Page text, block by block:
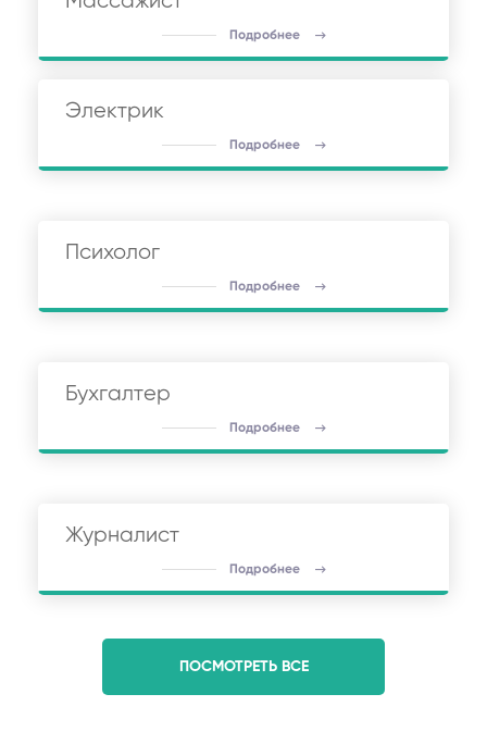
Подробнее
Электрик
Подробнее
Психолог
Подробнее
Бухгалтер
Подробнее
Журналист
Подробнее
ПОСМОТРЕТЬ ВСЕ